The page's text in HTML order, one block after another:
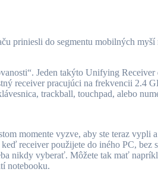
Jeden takýto Unifying
receiver pracujúci na frekvencii
trackball, touchpad, alebo
momente vyzve, aby ste teraz
receiver použijete do iného PC,
nikdy vyberať. Môžete tak mať
notebooku.